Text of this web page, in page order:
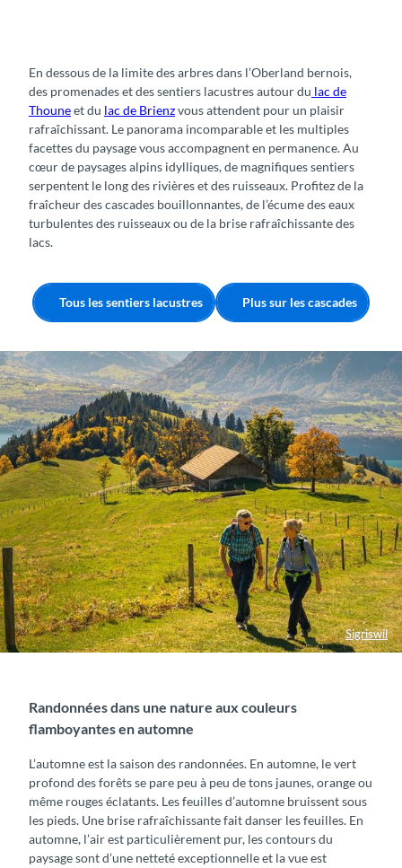
En dessous de la limite des arbres dans l’Oberland bernois,
des promenades et des sentiers lacustres autour du lac de
Thouneet du lac de Brienzvous attendent pour un plaisir
rafraîchissant. Le panorama incomparable et les multiples
facettes du paysage vous accompagnent en permanence. Au
cœur de paysages alpins idylliques, de magnifiques sentiers
serpentent le long des rivières et des ruisseaux. Profitez de la
fraîcheur des cascades bouillonnantes, de l’écume des eaux
turbulentes des ruisseaux ou de la brise rafraîchissante des
lacs.
Tous les sentiers lacustres Plus sur les cascades
Sigriswil
Randonnées dans une nature aux couleurs
flamboyantes en automne
L’automne est la saison des randonnées. En automne, le vert
profond des forêts se pare peu à peu de tons jaunes, orange ou
même rouges éclatants. Les feuilles d’automne bruissent sous
les pieds. Une brise rafraîchissante fait danser les feuilles. En
automne, l’air est particulièrement pur, les contours du
paysage sont d’une netteté exceptionnelle et la vue est